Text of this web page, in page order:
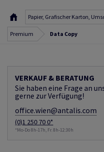
Papier, Grafischer Karton,
Premium Data Copy
VERKAUF & BERATUNG
Sie haben eine Frage an
gerne zur Verfügung!
office.wien@antalis.com
(0)1 250 70 0*
*Mo-Do 8h-17h, Fr. 8h-12:30h